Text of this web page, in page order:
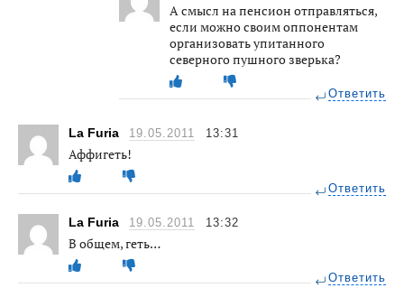
А смысл на пенсион отправляться,
если можно своим оппонентам
организовать упитанного
северного пушного зверька?
Ответить
La Furia 19.05.2011 13:31
Аффигеть!
Ответить
La Furia 19.05.2011 13:32
В общем, геть…
Ответить